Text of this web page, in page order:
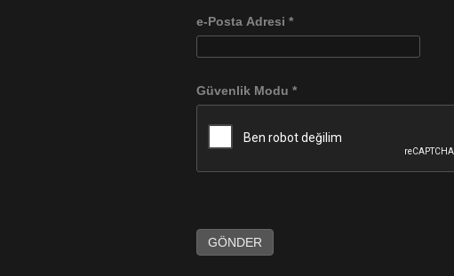
e-Posta Adresi *
Güvenlik Modu *
GÖNDER